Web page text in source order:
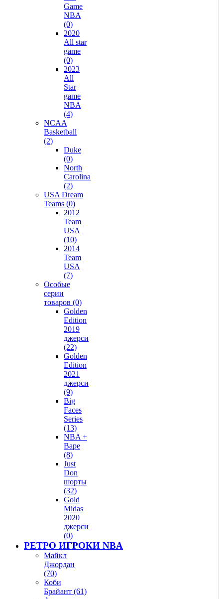
Game
NBA
(0)
2020
All star
game
(0)
2023
All
Star
game
NBA
(4)
NCAA
Basketball
(2)
Duke
(0)
North
Carolina
(2)
USA Dream
Teams (0)
2012
Team
USA
(10)
2014
Team
USA
(7)
Особые
серии
товаров (0)
Golden
Edition
2019
джерси
(22)
Golden
Edition
2021
джерси
(9)
Big
Faces
Series
(13)
NBA +
Bape
(8)
Just
Don
шорты
(32)
Gold
Midas
2020
джерси
(0)
РЕТРО ИГРОКИ NBA
Майкл
Джордан
(70)
Коби
Брайант (61)